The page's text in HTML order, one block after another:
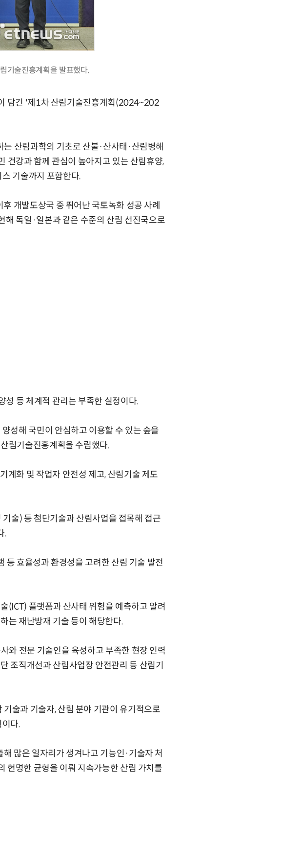
기술진흥계획을 발표했다.
담긴 '제1차 산림기술진흥계획(2024~202
산림과학의 기초로 산불·산사태·산림병해
건강과 함께 관심이 높아지고 있는 산림휴양,
기술까지 포함한다.
개발도상국 중 뛰어난 국토녹화 성공 사례
해 독일·일본과 같은 수준의 산림 선진국으로
성 등 체계적 관리는 부족한 실정이다.
성해 국민이 안심하고 이용할 수 있는 숲을
림기술진흥계획을 수립했다.
계화 및 작업자 안전성 제고, 산림기술 제도
술) 등 첨단기술과 산림사업을 접목해 접근
.
등 효율성과 환경성을 고려한 산림 기술 발전
(ICT) 플랫폼과 산사태 위험을 예측하고 알려
는 재난방재 기술 등이 해당한다.
와 전문 기술인을 육성하고 부족한 현장 인력
조직개선과 산림사업장 안전관리 등 산림기
술과 기술자, 산림 분야 기관이 유기적으로
다.
많은 일자리가 생겨나고 기능인·기술자 처
현명한 균형을 이뤄 지속가능한 산림 가치를